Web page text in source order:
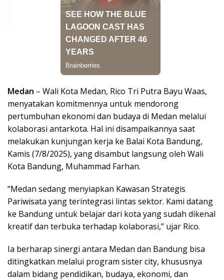
Medan – Wali Kota Medan, Rico Tri Putra Bayu Waas,
menyatakan komitmennya untuk mendorong
pertumbuhan ekonomi dan budaya di Medan melalui
kolaborasi antarkota. Hal ini disampaikannya saat
melakukan kunjungan kerja ke Balai Kota Bandung,
Kamis (7/8/2025), yang disambut langsung oleh Wali
Kota Bandung, Muhammad Farhan.
“Medan sedang menyiapkan Kawasan Strategis
Pariwisata yang terintegrasi lintas sektor. Kami datang
ke Bandung untuk belajar dari kota yang sudah dikenal
kreatif dan terbuka terhadap kolaborasi,” ujar Rico.
Ia berharap sinergi antara Medan dan Bandung bisa
ditingkatkan melalui program sister city, khususnya
dalam bidang pendidikan, budaya, ekonomi, dan